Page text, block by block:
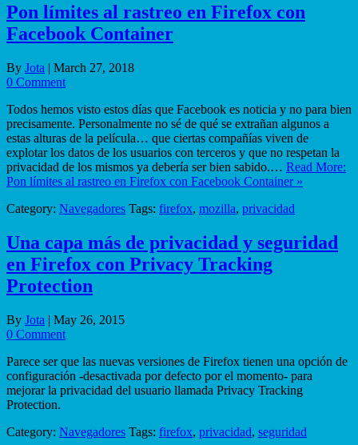
Pon límites al rastreo en Firefox con
Facebook Container
By Jota | March 27, 2018
0 Comment
Todos hemos visto estos días que Facebook es noticia y no para bien
precisamente. Personalmente no sé de qué se extrañan algunos a
estas alturas de la película… que ciertas compañías viven de
explotar los datos de los usuarios con terceros y que no respetan la
privacidad de los mismos ya debería ser bien sabido.… Read More:
Pon límites al rastreo en Firefox con Facebook Container »
Category: Navegadores Tags: firefox, mozilla, privacidad
Una capa más de privacidad y seguridad
en Firefox con Privacy Tracking
Protection
By Jota | May 26, 2015
0 Comment
Parece ser que las nuevas versiones de Firefox tienen una opción de
configuración -desactivada por defecto por el momento- para
mejorar la privacidad del usuario llamada Privacy Tracking
Protection.
Category: Navegadores Tags: firefox, privacidad, seguridad